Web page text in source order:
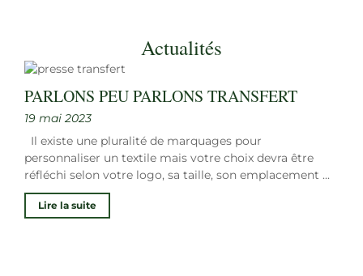
Actualités
PARLONS PEU PARLONS TRANSFERT
19 mai 2023
Il existe une pluralité de marquages pour
personnaliser un textile mais votre choix devra être
réfléchi selon votre logo, sa taille, son emplacement ...
Lire la suite